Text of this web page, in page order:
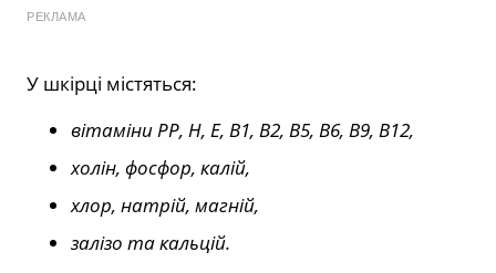
РЕКЛАМА
У шкірці містяться:
вітаміни РР, Н, Е, В1, В2, В5, В6, В9, В12,
холін, фосфор, калій,
хлор, натрій, магній,
залізо та кальцій.